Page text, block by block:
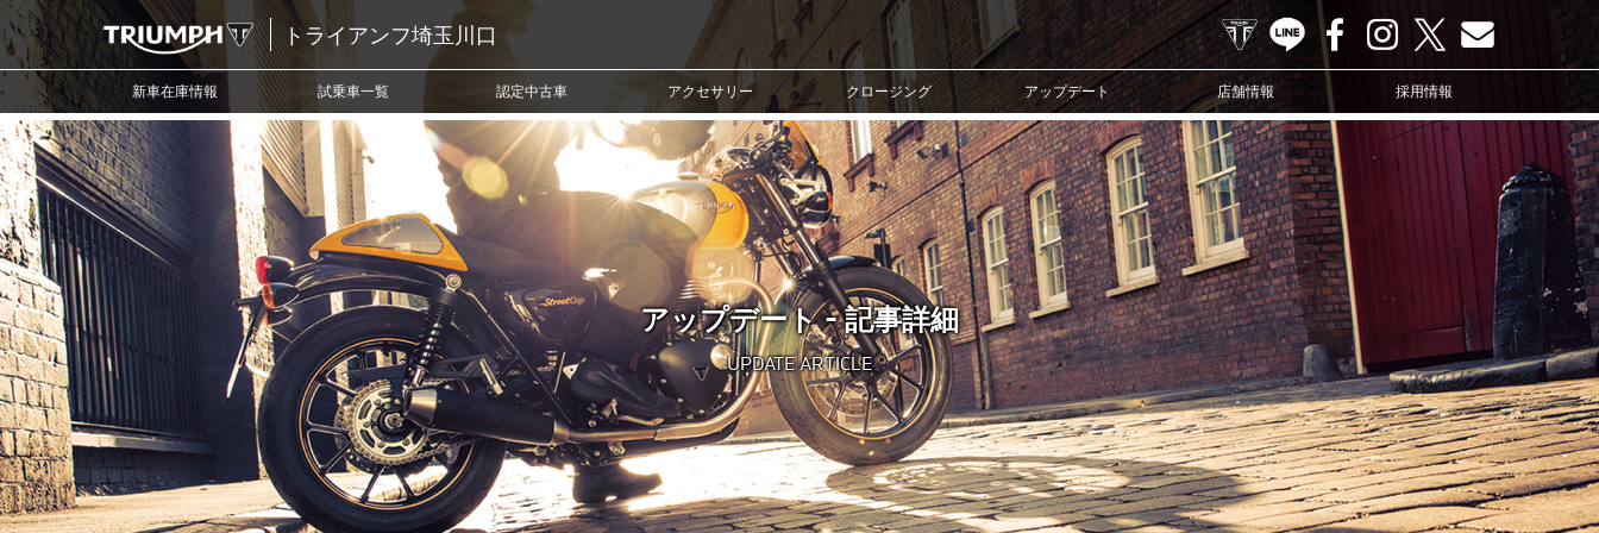
トライアンフ埼玉川口 TRIUMPH OFFICIAL SITE
LINE FacebookInstagram Contact us
新車在庫情報 試乗車一覧 認定中古車 アクセサリー クロージング アップデート 店舗情報 採用情報
アップデート - 記事詳細
UPDATE ARTICLE